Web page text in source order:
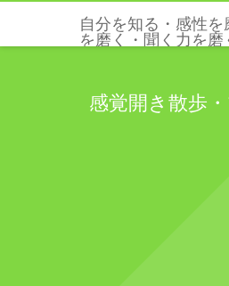
自分を知る・感性
を磨く・聞く力を
感覚開き散歩